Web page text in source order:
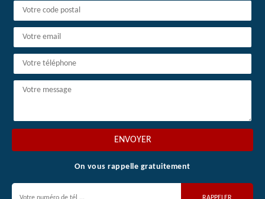
On vous rappelle gratuitement